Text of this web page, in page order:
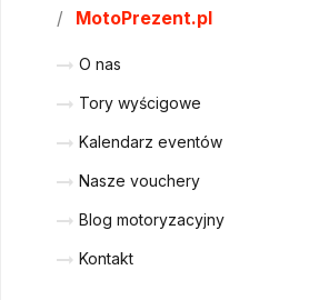
/ MotoPrezent.pl
O nas
Tory wyścigowe
Kalendarz eventów
Nasze vouchery
Blog motoryzacyjny
Kontakt